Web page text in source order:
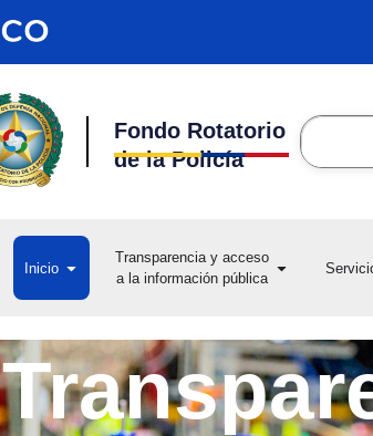
Fondo Rotatorio
de la Policía
Search
Inicio Open InicioTransparencia y acceso
a la información pública
Open